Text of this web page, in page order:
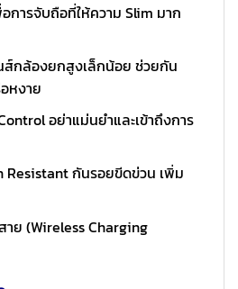
การจับถือที่ให้ความ Slim มาก
ส์กล้องยกสูงเล็กน้อย ช่วยกัน
หงาย
อย่าแม่นยำและเข้าถึงการ
Resistant กันรอยขีดข่วน เพิ่ม
าย (Wireless Charging